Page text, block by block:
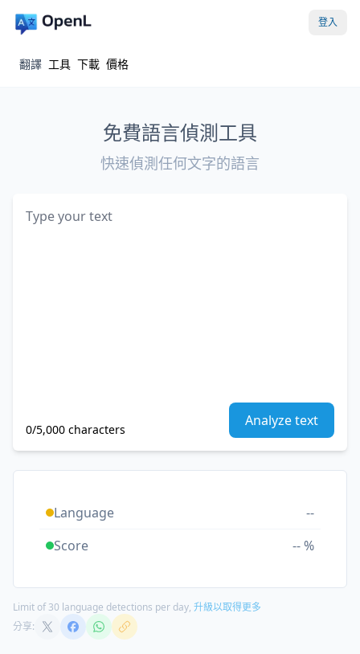
登入
翻譯 工具 下載 價格
免費語言偵測工具
快速偵測任何文字的語言
0/5,000 characters
Analyze text
Language
--
Score
-- %
Limit of 30 language detections per day, 升級以取得更多
分享: